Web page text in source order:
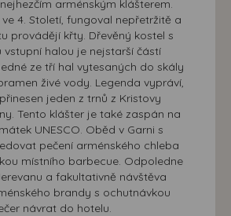
arménským klášterem.
4. Století, fungoval nepřetržitě a
provádějí křty. Dřevěný kostel s
vstupní halou je nejstarší částí
ze tří hal vytesaných do skály
živé vody. Legenda vypráví,
jeden z trnů z Kristovy
Tento klášter je také zaspán na
UNESCO. Oběd v Garni s
pečení arménského chleba
místního barbecue. Odpoledne
a fakultativně návštěva
brandy s ochutnávkou
návrat do hotelu.